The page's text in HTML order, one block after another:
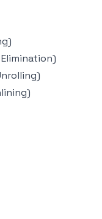
Elimination)